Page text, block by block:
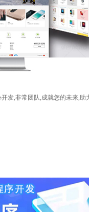
发,非常团队,成就您的未来,助